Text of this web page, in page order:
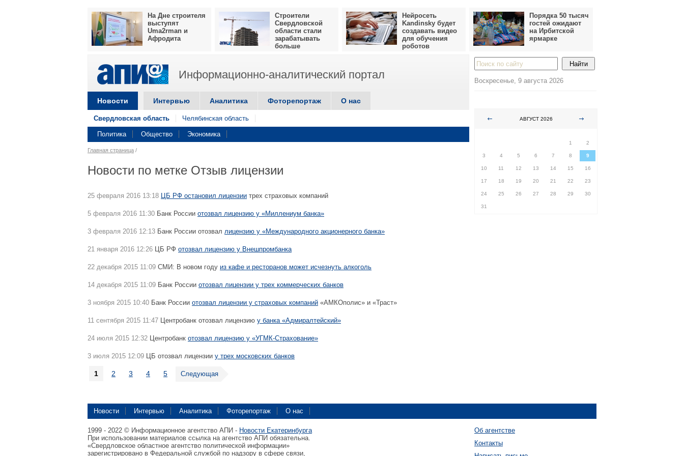
На Дне строителя
выступят
Uma2rman и
Афродита
Строители
Свердловской
области стали
зарабатывать
больше
Нейросеть
Kandinsky будет
создавать видео
для обучения
роботов
Порядка 50 тысяч
гостей ожидают
на Ирбитской
ярмарке
Информационно-аналитический портал
Новости Интервью Аналитика Фоторепортаж О нас
Свердловская область Челябинская область
Политика Общество Экономика
Главная страница /
Новости по метке Отзыв лицензии
25 февраля 2016 13:18 ЦБ РФ остановил лицензии трех страховых компаний
5 февраля 2016 11:30 Банк России отозвал лицензию у «Миллениум банка»
3 февраля 2016 12:13 Банк России отозвал лицензию у «Международного акционерного банка»
21 января 2016 12:26 ЦБ РФ отозвал лицензию у Внешпромбанка
22 декабря 2015 11:09 СМИ: В новом году из кафе и ресторанов может исчезнуть алкоголь
14 декабря 2015 11:09 Банк России отозвал лицензии у трех коммерческих банков
3 ноября 2015 10:40 Банк России отозвал лицензии у страховых компаний «АМКОполис» и «Траст»
11 сентября 2015 11:47 Центробанк отозвал лицензию у банка «Адмиралтейский»
24 июля 2015 12:32 Центробанк отозвал лицензию у «УГМК-Страхование»
3 июля 2015 12:09 ЦБ отозвал лицензии у трех московских банков
1 2 3 4 5 Следующая
Воскресенье, 9 августа 2026
АВГУСТ 2026
1
2
3 4 5 6 7 8 9
10 11 12 13 14 15 16
17 18 19 20 21 22 23
24 25 26 27 28 29 30
31
Новости Интервью Аналитика Фоторепортаж О нас
1999 - 2022 © Информационное агентство АПИ - Новости Екатеринбурга
При использовании материалов ссылка на агентство АПИ обязательна.
«Свердловское областное агентство политической информации»
зарегистрировано в Федеральной службой по надзору в сфере связи,
Об агентстве
Контакты